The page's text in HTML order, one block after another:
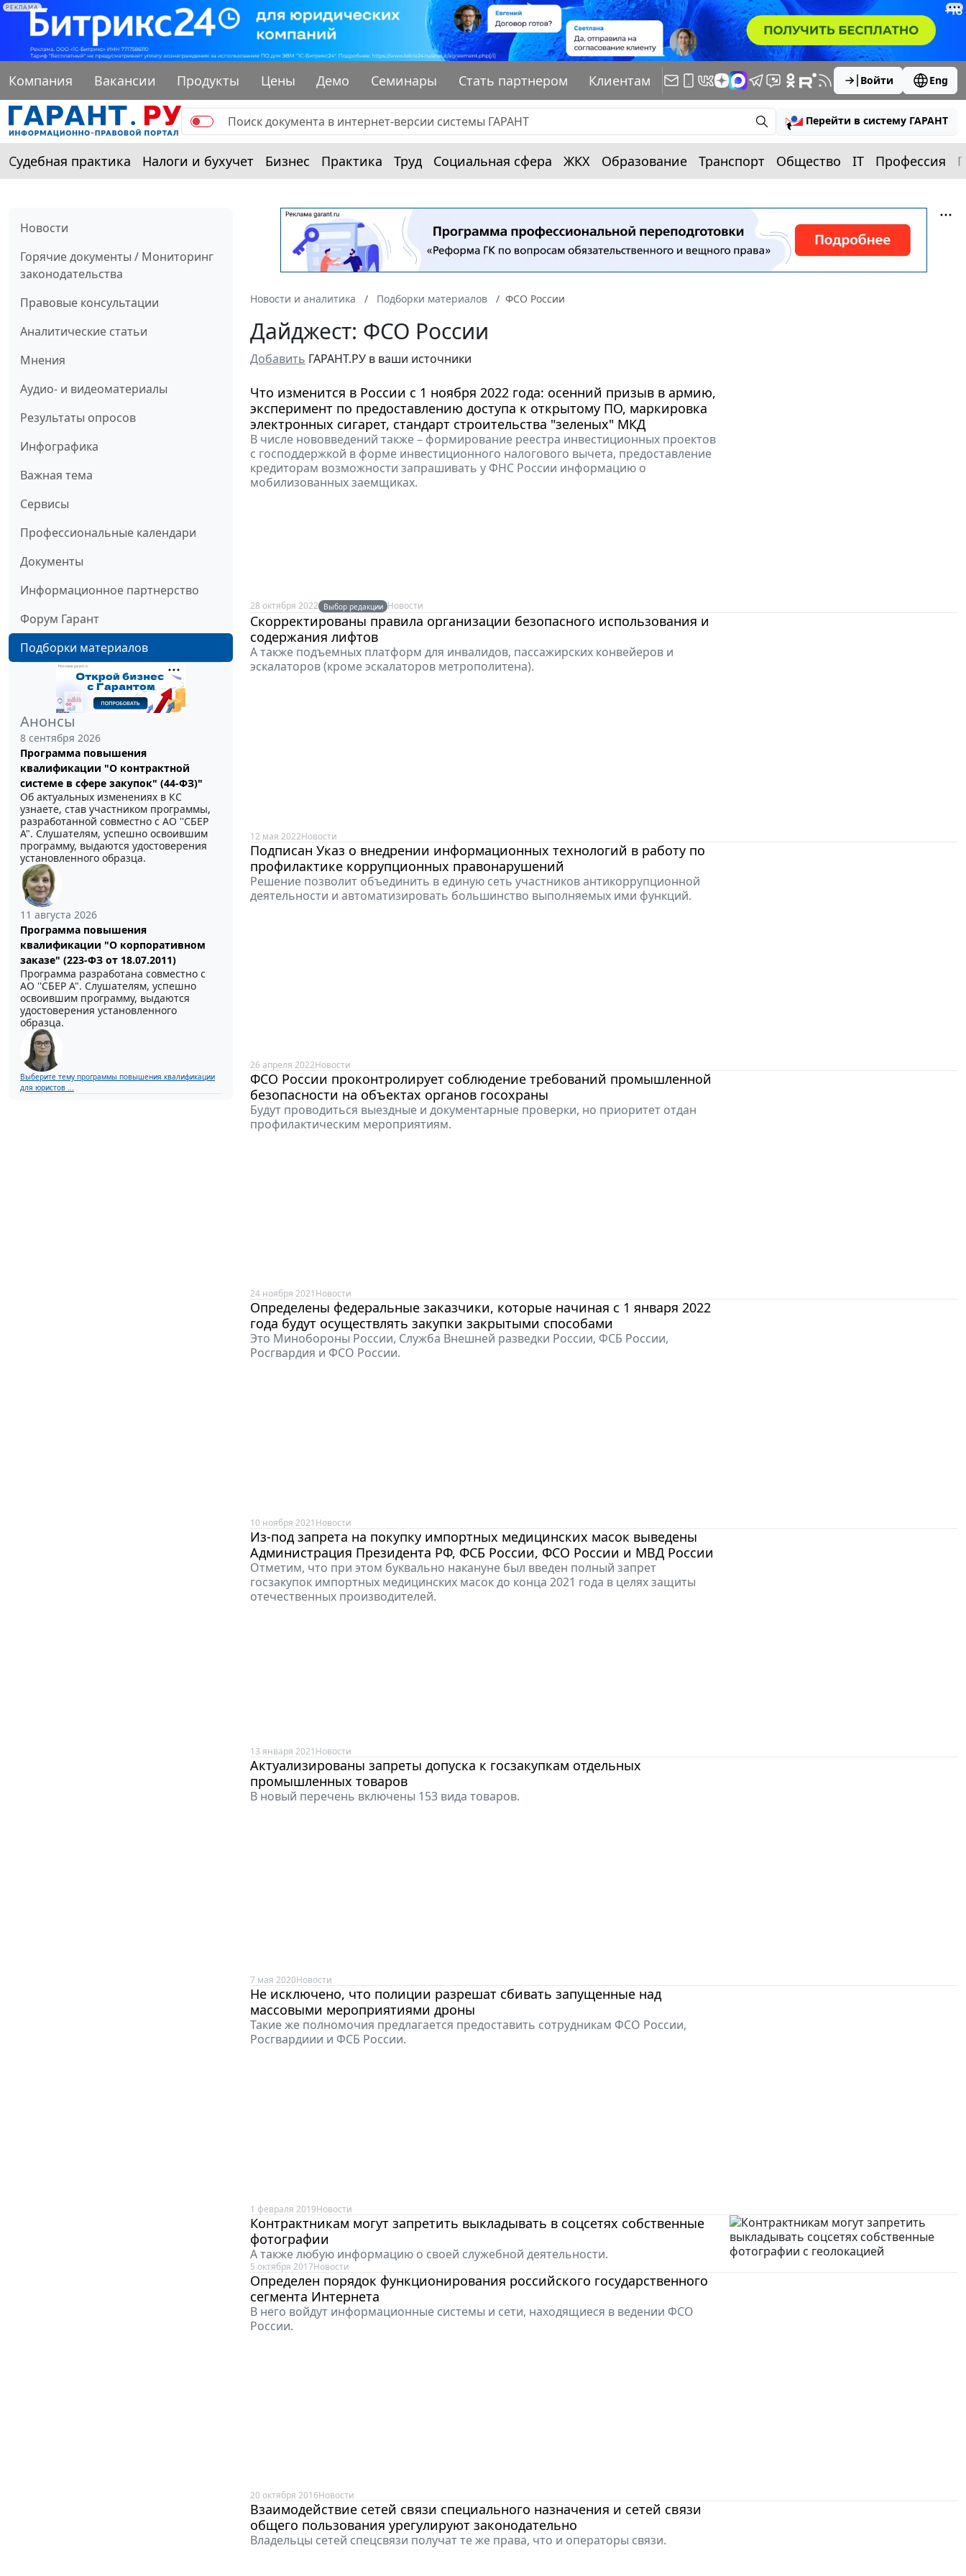
РЕКЛАМА
Компания Вакансии Продукты Цены Демо Семинары Стать партнером Клиентам Войти Eng
Перейти в систему ГАРАНТ
Судебная практика Налоги и бухучет Бизнес Практика Труд Социальная сфера ЖКХ Образование Транспорт Общество IT Профессия
Новости
Горячие документы / Мониторинг
законодательства
Правовые консультации
Аналитические статьи
Мнения
Аудио- и видеоматериалы
Результаты опросов
Инфографика
Важная тема
Сервисы
Профессиональные календари
Документы
Информационное партнерство
Форум Гарант
Подборки материалов
Анонсы
8 сентября 2026
Программа повышения
квалификации "О контрактной
системе в сфере закупок" (44-ФЗ)"
Об актуальных изменениях в КС
узнаете, став участником программы,
разработанной совместно с АО ''СБЕР
А". Слушателям, успешно освоившим
программу, выдаются удостоверения
установленного образца.
11 августа 2026
Программа повышения
квалификации "О корпоративном
заказе" (223-ФЗ от 18.07.2011)
Программа разработана совместно с
АО ''СБЕР А". Слушателям, успешно
освоившим программу, выдаются
удостоверения установленного
образца.
Выберите тему программы повышения квалификации
для юристов ...
Новости и аналитика Подборки материалов ФСО России
Дайджест: ФСО России
Добавить ГАРАНТ.РУ в ваши источники
Что изменится в России с 1 ноября 2022 года: осенний призыв в армию,
эксперимент по предоставлению доступа к открытому ПО, маркировка
электронных сигарет, стандарт строительства "зеленых" МКД
В числе нововведений также – формирование реестра инвестиционных проектов
с господдержкой в форме инвестиционного налогового вычета, предоставление
кредиторам возможности запрашивать у ФНС России информацию о
мобилизованных заемщиках.
28 октября 2022 Выбор редакции Новости
Скорректированы правила организации безопасного использования и
содержания лифтов
А также подъемных платформ для инвалидов, пассажирских конвейеров и
эскалаторов (кроме эскалаторов метрополитена).
12 мая 2022Новости
Подписан Указ о внедрении информационных технологий в работу по
профилактике коррупционных правонарушений
Решение позволит объединить в единую сеть участников антикоррупционной
деятельности и автоматизировать большинство выполняемых ими функций.
26 апреля 2022Новости
ФСО России проконтролирует соблюдение требований промышленной
безопасности на объектах органов госохраны
Будут проводиться выездные и документарные проверки, но приоритет отдан
профилактическим мероприятиям.
24 ноября 2021 Новости
Определены федеральные заказчики, которые начиная с 1 января 2022
года будут осуществлять закупки закрытыми способами
Это Минобороны России, Служба Внешней разведки России, ФСБ России,
Росгвардия и ФСО России.
10 ноября 2021 Новости
Из-под запрета на покупку импортных медицинских масок выведены
Администрация Президента РФ, ФСБ России, ФСО России и МВД России
Отметим, что при этом буквально накануне был введен полный запрет
госзакупок импортных медицинских масок до конца 2021 года в целях защиты
отечественных производителей.
13 января 2021 Новости
Актуализированы запреты допуска к госзакупкам отдельных
промышленных товаров
В новый перечень включены 153 вида товаров.
7 мая 2020Новости
Не исключено, что полиции разрешат сбивать запущенные над
массовыми мероприятиями дроны
Такие же полномочия предлагается предоставить сотрудникам ФСО России,
Росгвардиии и ФСБ России.
1 февраля 2019Новости
Контрактникам могут запретить выкладывать в соцсетях собственные
фотографии
А также любую информацию о своей служебной деятельности.
5 октября 2017Новости
Определен порядок функционирования российского государственного
сегмента Интернета
В него войдут информационные системы и сети, находящиеся в ведении ФСО
России.
20 октября 2016Новости
Взаимодействие сетей связи специального назначения и сетей связи
общего пользования урегулируют законодательно
Владельцы сетей спецсвязи получат те же права, что и операторы связи.